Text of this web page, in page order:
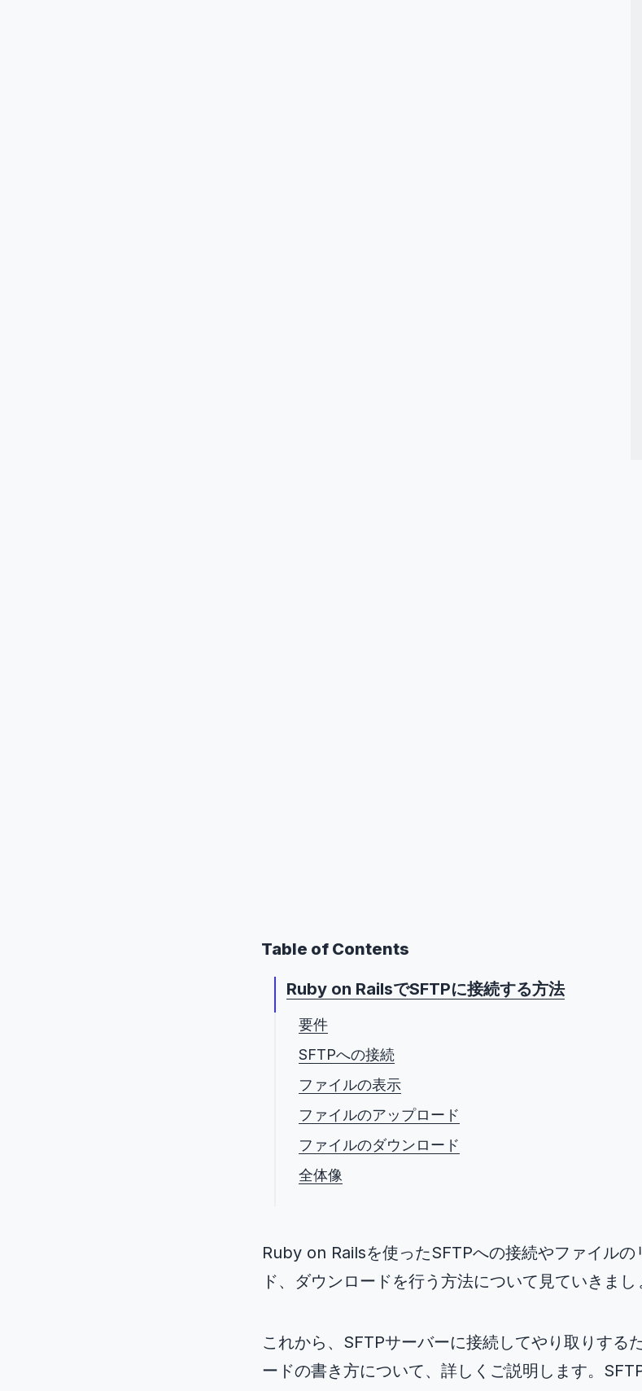
Table of Contents
Ruby on RailsでSFTPに接続する方法
要件
SFTPへの接続
ファイルの表示
ファイルのアップロード
ファイルのダウンロード
全体像
Ruby on Railsを使ったSFTPへの接続やファイル
ド、ダウンロードを行う方法について見ていきまし
これから、SFTPサーバーに接続してやり取りする
ードの書き方について、詳しくご説明します。